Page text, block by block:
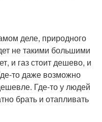
деле, природного
не такими большими
и газ стоит дешево, и
то даже возможно
Где-то у людей
брать и отапливать